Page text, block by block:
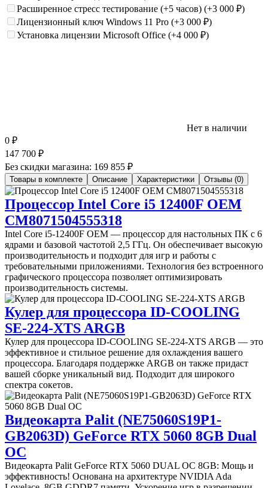
Расширенное стресс тестирование (+5 часов) (+3 000 ₽)
Лицензионный ключ Windows 11 Pro (+3 000 ₽)
Установка лицензии Microsoft Office (+4 000 ₽)
Нет в наличии
0 ₽
147 700 ₽
Без скидки магазина: 169 855 ₽
Товары в комплекте Описание Характеристики Отзывы (0)
Процессор Intel Core i5 12400F OEM
CM8071504555318
Intel Core i5-12400F OEM — процессор для настольных ПК с 6
ядрами и базовой частотой 2,5 ГГц. Он обеспечивает высокую
производительность и подходит для игр и работы с
требовательными приложениями. Технология без встроенного
графического процессора позволяет оптимизировать
производительность системы.
Кулер для процессора ID-COOLING
SE-224-XTS ARGB
Кулер для процессора ID-COOLING SE-224-XTS ARGB — это
эффективное и стильное решение для охлаждения вашего
процессора. Благодаря поддержке ARGB он также придаст
вашей сборке уникальный вид. Подходит для широкого
спектра сокетов.
Видеокарта Palit (NE75060S19P1-
GB2063D) GeForce RTX 5060 8GB Dual
OC
Видеокарта Palit GeForce RTX 5060 DUAL OC 8GB: Мощь и
эффективность! Основана на архитектуре NVIDIA Ada